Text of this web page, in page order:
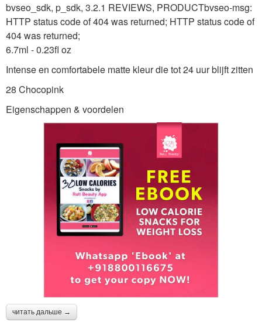
bvseo_sdk, p_sdk, 3.2.1 REVIEWS, PRODUCTbvseo-msg:
HTTP status code of 404 was returned; HTTP status code of
404 was returned;
6.7ml - 0.23fl oz
Intense en comfortabele matte kleur die tot 24 uur blijft zitten
28 Chocopink
Eigenschappen & voordelen
читать дальше →